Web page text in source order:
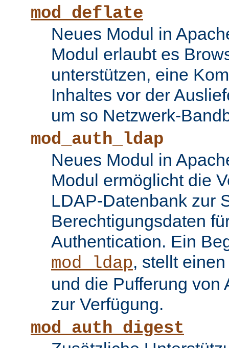
mod_deflate
Neues Modul in
Modul erlaubt es
unterstützen, eine
Inhaltes vor der
um so Netzwerk-
mod_auth_ldap
Neues Modul in
Modul ermöglicht die
LDAP-Datenbank zur
Berechtigungsdaten
Authentication. Ein
mod_ldap, stellt
und die Pufferung von
zur Verfügung.
mod_auth_digest